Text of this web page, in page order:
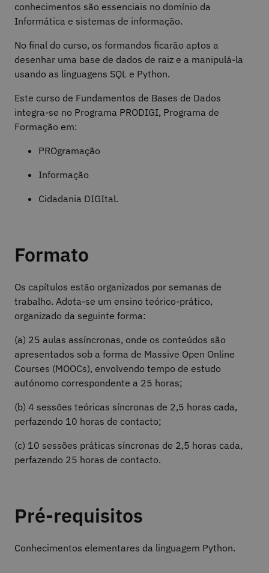
conhecimentos são essenciais no domínio da
Informática e sistemas de informação.
No final do curso, os formandos ficarão aptos a
desenhar uma base de dados de raiz e a manipulá-la
usando as linguagens SQL e Python.
Este curso de Fundamentos de Bases de Dados
integra-se no Programa PRODIGI, Programa de
Formação em:
PROgramação
Informação
Cidadania DIGItal.
Formato
Os capítulos estão organizados por semanas de
trabalho. Adota-se um ensino teórico-prático,
organizado da seguinte forma:
(a) 25 aulas assíncronas, onde os conteúdos são
apresentados sob a forma de Massive Open Online
Courses (MOOCs), envolvendo tempo de estudo
autónomo correspondente a 25 horas;
(b) 4 sessões teóricas síncronas de 2,5 horas cada,
perfazendo 10 horas de contacto;
(c) 10 sessões práticas síncronas de 2,5 horas cada,
perfazendo 25 horas de contacto.
Pré-requisitos
Conhecimentos elementares da linguagem Python.